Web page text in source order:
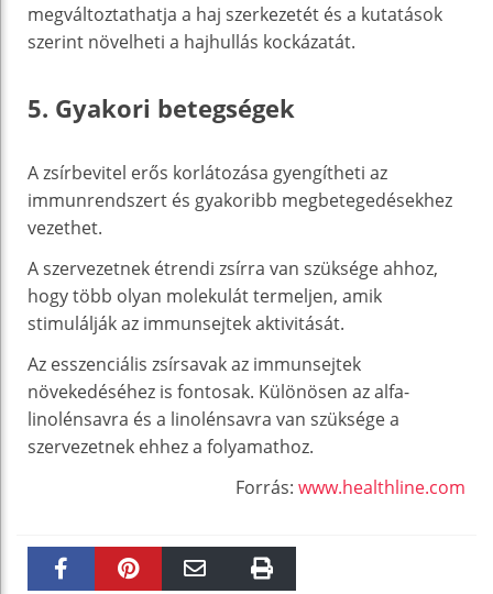
megváltoztathatja a haj szerkezetét és a kutatások
szerint növelheti a hajhullás kockázatát.
5. Gyakori betegségek
A zsírbevitel erős korlátozása gyengítheti az
immunrendszert és gyakoribb megbetegedésekhez
vezethet.
A szervezetnek étrendi zsírra van szüksége ahhoz,
hogy több olyan molekulát termeljen, amik
stimulálják az immunsejtek aktivitását.
Az esszenciális zsírsavak az immunsejtek
növekedéséhez is fontosak. Különösen az alfa-
linolénsavra és a linolénsavra van szüksége a
szervezetnek ehhez a folyamathoz.
Forrás: www.healthline.com